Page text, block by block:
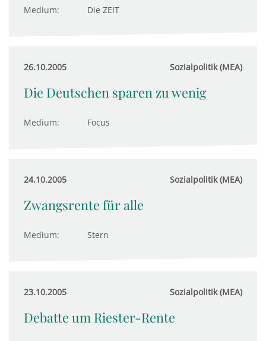
Medium: Die ZEIT
26.10.2005 Sozialpolitik (MEA)
Die Deutschen sparen zu wenig
Medium: Focus
24.10.2005 Sozialpolitik (MEA)
Zwangsrente für alle
Medium: Stern
23.10.2005 Sozialpolitik (MEA)
Debatte um Riester-Rente